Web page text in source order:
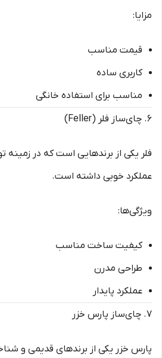
مزایا:
قیمت مناسب
کاربری ساده
مناسب برای استفاده خانگی
۶. چای‌ساز فلر (Feller)
فلر یکی از برندهایی است که در زمینه
عملکرد خوبی داشته است.
ویژگی‌ها:
کیفیت ساخت مناسب
طراحی مدرن
عملکرد پایدار
۷. چای‌ساز پارس خزر
پارس خزر یکی از برندهای قدیمی و